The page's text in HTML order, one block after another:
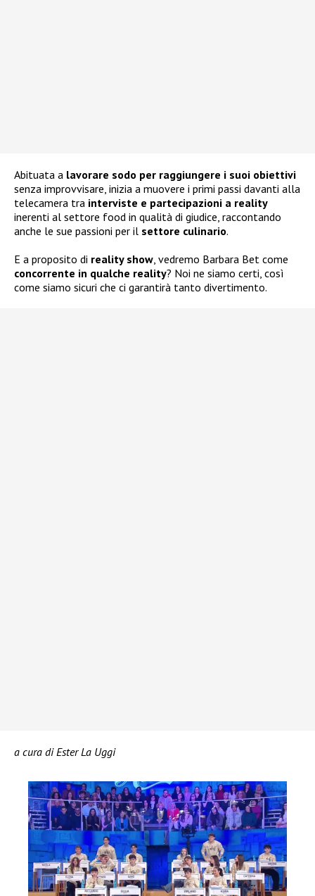
Abituata a lavorare sodo per raggiungere i suoi obiettivi
senza improvvisare, inizia a muovere i primi passi davanti alla
telecamera tra interviste e partecipazioni a reality
inerenti al settore food in qualità di giudice, raccontando
anche le sue passioni per il settore culinario.
E a proposito di reality show, vedremo Barbara Bet come
concorrente in qualche reality? Noi ne siamo certi, così
come siamo sicuri che ci garantirà tanto divertimento.
a cura di Ester La Uggi